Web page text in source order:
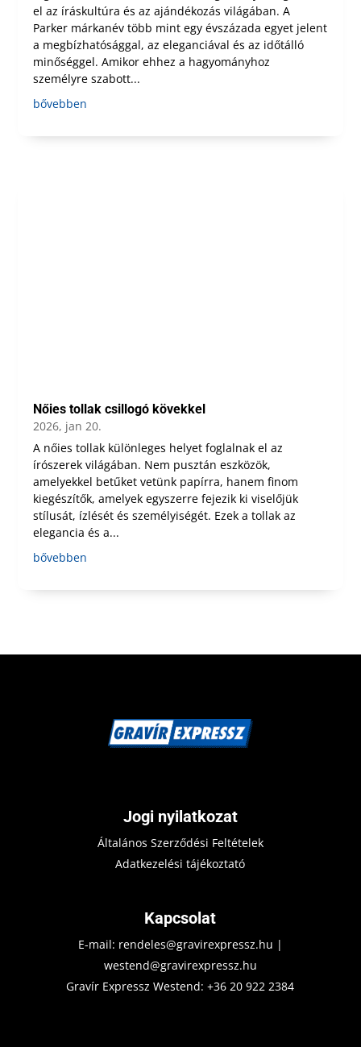
el az íráskultúra és az ajándékozás világában. A
Parker márkanév több mint egy évszázada egyet jelent
a megbízhatósággal, az eleganciával és az időtálló
minőséggel. Amikor ehhez a hagyományhoz
személyre szabott...
bővebben
Nőies tollak csillogó kövekkel
2026, jan 20.
A nőies tollak különleges helyet foglalnak el az
írószerek világában. Nem pusztán eszközök,
amelyekkel betűket vetünk papírra, hanem finom
kiegészítők, amelyek egyszerre fejezik ki viselőjük
stílusát, ízlését és személyiségét. Ezek a tollak az
elegancia és a...
bővebben
Jogi nyilatkozat
Általános Szerződési Feltételek
Adatkezelési tájékoztató
Kapcsolat
E-mail: rendeles@gravirexpressz.hu |
westend@gravirexpressz.hu
Gravír Expressz Westend:+36 20 922 2384